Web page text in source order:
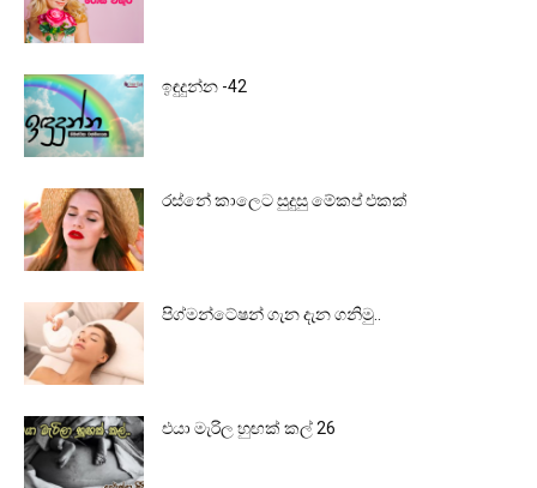
ඉඳුදුන්න -42
රස්නේ කාලෙට සුදුසු මේකප් එකක්
පිග්මන්ටේෂන් ගැන දැන ගනිමු..
එයා මැරිල හුඟක් කල් 26